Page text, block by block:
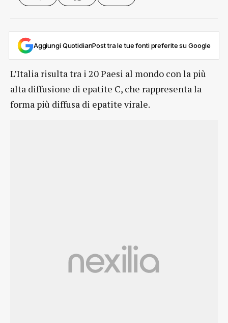
Aggiungi QuotidianPost tra le tue fonti preferite su Google
L’Italia risulta tra i 20 Paesi al mondo con la più
alta diffusione di epatite C, che rappresenta la
forma più diffusa di epatite virale.